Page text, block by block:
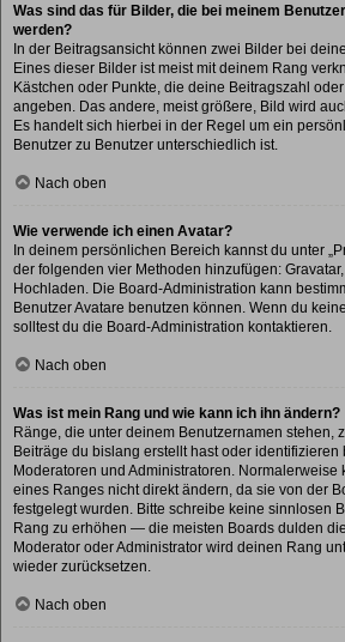
Was sind das für Bilder, die bei meinem
werden?
In der Beitragsansicht können zwei Bilder bei
Eines dieser Bilder ist meist mit deinem Rang
Kästchen oder Punkte, die deine Beitragszahl
angeben. Das andere, meist größere, Bild wird
Es handelt sich hierbei in der Regel um ein
Benutzer zu Benutzer unterschiedlich ist.
Nach oben
Wie verwende ich einen Avatar?
In deinem persönlichen Bereich kannst du unter
der folgenden vier Methoden hinzufügen:
Hochladen. Die Board-Administration kann
Benutzer Avatare benutzen können. Wenn du
solltest du die Board-Administration kontaktieren.
Nach oben
Was ist mein Rang und wie kann ich ihn ändern?
Ränge, die unter deinem Benutzernamen stehen,
Beiträge du bislang erstellt hast oder identifizieren
Moderatoren und Administratoren. Normalerweise
eines Ranges nicht direkt ändern, da sie von der
festgelegt wurden. Bitte schreibe keine sinnlosen
Rang zu erhöhen — die meisten Boards dulden
Moderator oder Administrator wird deinen Rang
wieder zurücksetzen.
Nach oben